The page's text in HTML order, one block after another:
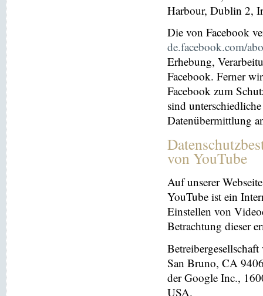
Harbour, Dublin 2,
Die von Facebook
de.facebook.com/
Erhebung,
Facebook. Ferner
Facebook zum
sind
Datenübermittlung
von YouTube
Auf unserer
YouTube ist ein
Einstellen von
Betrachtung dieser
San Bruno, CA
der Google Inc.,
USA.